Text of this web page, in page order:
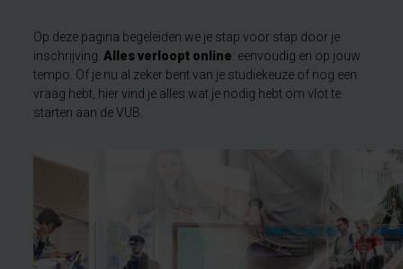
Op deze pagina begeleiden we je stap voor stap door je
inschrijving. Alles verloopt online: eenvoudig en op jouw
tempo. Of je nu al zeker bent van je studiekeuze of nog een
vraag hebt, hier vind je alles wat je nodig hebt om vlot te
starten aan de VUB.